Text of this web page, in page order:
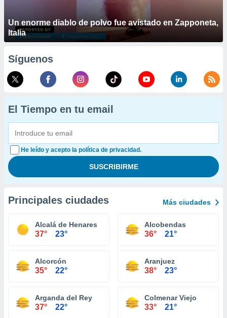
Un enorme diablo de polvo fue avistado en Zapponeta,
Italia
Síguenos
El Tiempo en tu email
He leído y acepto la política de privacidad.
Principales ciudades Más ciudades
Alcalá de Henares
37° 23°
Alcobendas
36° 21°
Alcorcón
35° 22°
Aranjuez
38° 23°
Arganda del Rey
37° 22°
Colmenar Viejo
33° 21°